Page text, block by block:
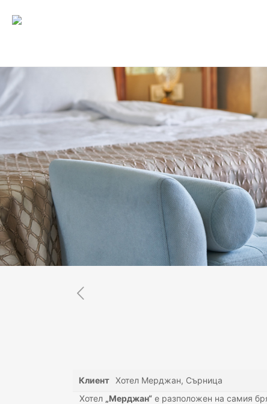
Клиент Хотел Мерджан, Сърница
Хотел „Мерджан“ е разположен на самия